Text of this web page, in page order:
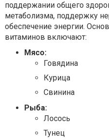
поддержании общего
метаболизма, поддержку
обеспечение энергии.
витаминов включают:
Мясо:
Говядина
Курица
Свинина
Рыба:
Лосось
Тунец